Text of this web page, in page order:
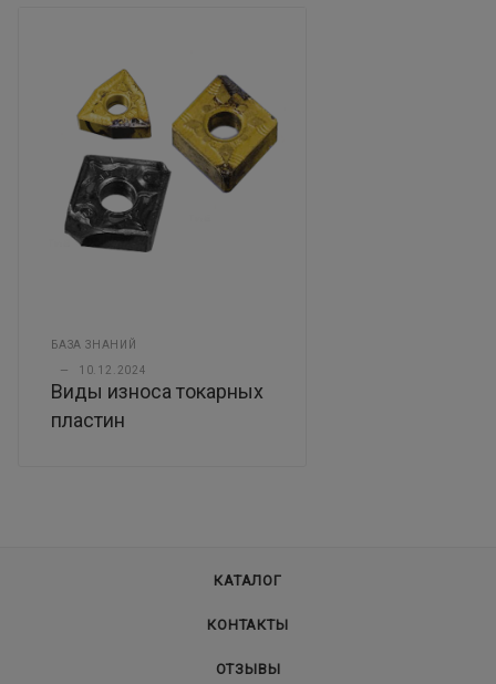
БАЗА ЗНАНИЙ
— 10.12.2024
Виды износа токарных
пластин
КАТАЛОГ
КОНТАКТЫ
ОТЗЫВЫ